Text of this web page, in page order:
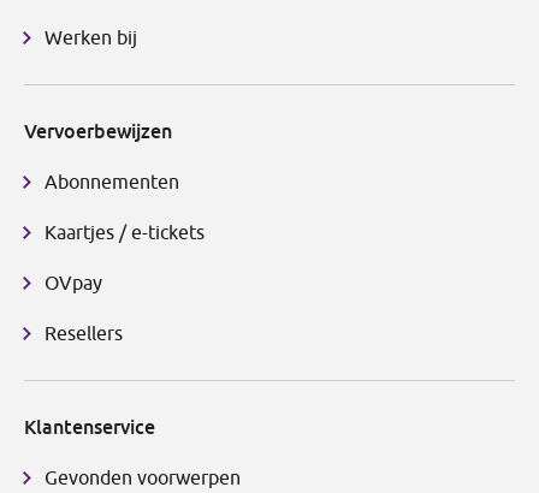
Werken bij
Vervoerbewijzen
Abonnementen
Kaartjes / e-tickets
OVpay
Resellers
Klantenservice
Gevonden voorwerpen